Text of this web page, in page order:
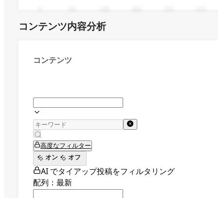
コンテンツ内容分析
コンテンツ
高度なフィルター
オン
オフ
AI でタイアップ投稿をフィルタリング
配列：最新